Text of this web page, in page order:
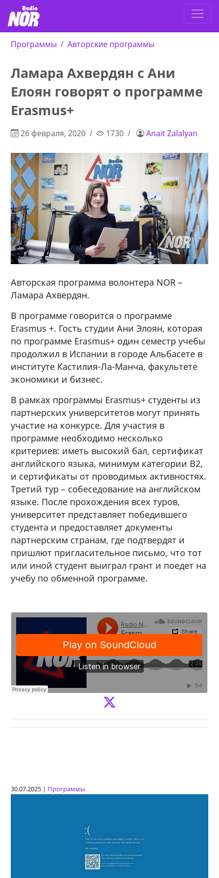
Программы Авторские программы
Ламара Ахвердян с Ани
Елоян говорят о программе
Erasmus+
26 февраля, 2020 1730 Anait Zalalyan
Авторская программа волонтера NOR –
Ламара Ахвердян.
В программе говорится о программе
Erasmus +. Гость студии Ани Элоян, которая
по программе Erasmus+ один семестр учебы
продолжил в Испании в городе Альбасете в
институте Кастилия-Ла-Манча, факультете
экономики и бизнес.
В рамках программы Erasmus+ студенты из
партнерских университетов могут принять
участие на конкурсе. Для участия в
программе необходимо несколько
критериев: иметь высокий бал, сертификат
английского языка, минимум категории В2,
и сертификаты от проводимых активностях.
Третий тур – собеседование на английском
языке. После прохождения всех туров,
университет представляет победившего
студента и предоставляет документы
партнерским странам, где подтвердят и
пришлют пригласительное письмо, что тот
или иной студент выиграл грант и поедет на
учебу по обменной программе.
30.07.2025 | Программы